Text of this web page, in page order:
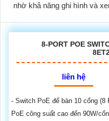
nhờ khả năng ghi hình và
8-PORT POE
liên hệ
- Switch PoE để bàn 10 cổng
PoE công suất cao đến 90W/